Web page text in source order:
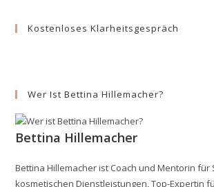
Kostenloses Klarheitsgespräch
Wer Ist Bettina Hillemacher?
Bettina Hillemacher
Bettina Hillemacher ist Coach und Mentorin für
kosmetischen Dienstleistungen, Top-Expertin